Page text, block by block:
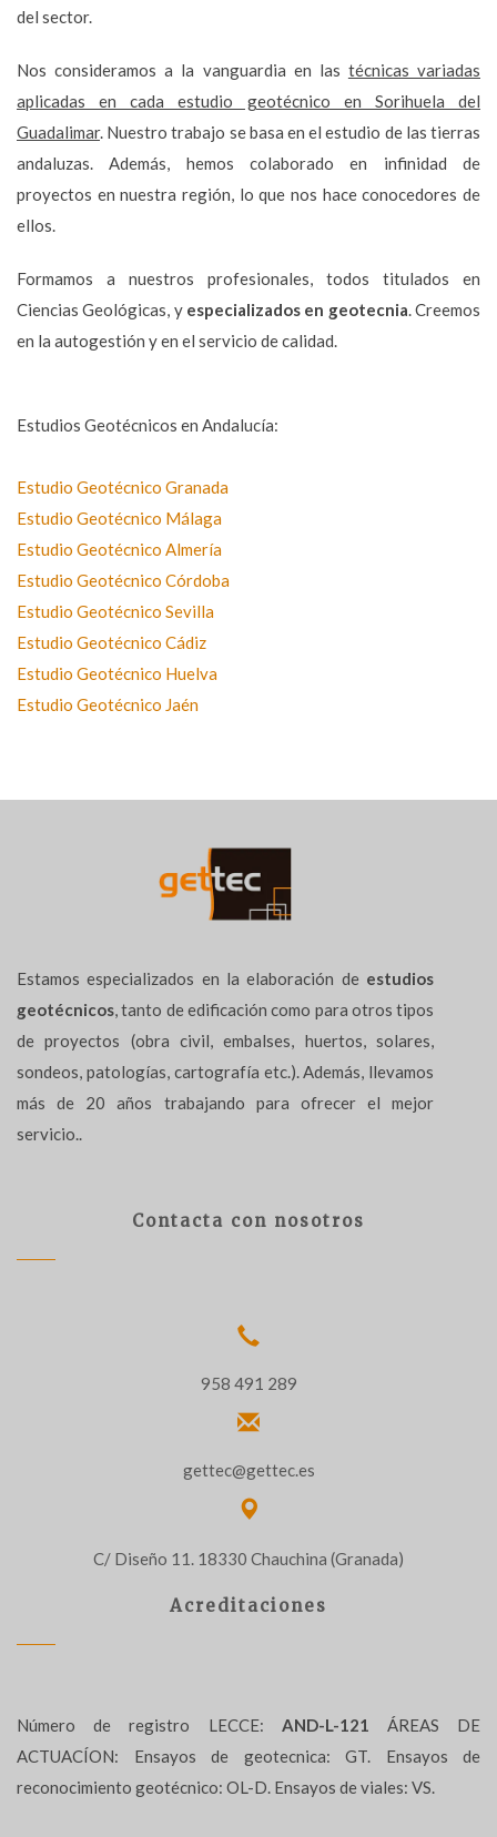
del sector.
Nos consideramos a la vanguardia en las técnicas variadas
aplicadas en cada estudio geotécnico en Sorihuela del
Guadalimar. Nuestro trabajo se basa en el estudio de las tierras
andaluzas. Además, hemos colaborado en infinidad de
proyectos en nuestra región, lo que nos hace conocedores de
ellos.
Formamos a nuestros profesionales, todos titulados en
Ciencias Geológicas, y especializados en geotecnia. Creemos
en la autogestión y en el servicio de calidad.
Estudios Geotécnicos en Andalucía:
Estudio Geotécnico Granada
Estudio Geotécnico Málaga
Estudio Geotécnico Almería
Estudio Geotécnico Córdoba
Estudio Geotécnico Sevilla
Estudio Geotécnico Cádiz
Estudio Geotécnico Huelva
Estudio Geotécnico Jaén
Estamos especializados en la elaboración de estudios
geotécnicos, tanto de edificación como para otros tipos
de proyectos (obra civil, embalses, huertos, solares,
sondeos, patologías, cartografía etc.). Además, llevamos
más de 20 años trabajando para ofrecer el mejor
servicio..
Contacta con nosotros
958 491 289
gettec@gettec.es
C/ Diseño 11. 18330 Chauchina (Granada)
Acreditaciones
Número de registro LECCE: AND-L-121 ÁREAS DE
ACTUACÍON: Ensayos de geotecnica: GT. Ensayos de
reconocimiento geotécnico: OL-D. Ensayos de viales: VS.